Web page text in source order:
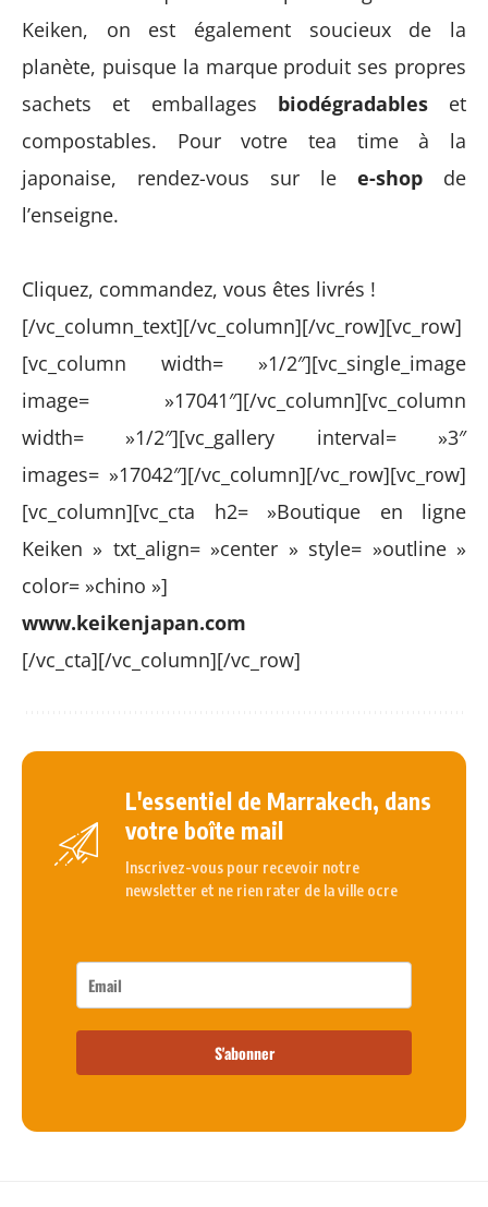
Keiken, on est également soucieux de la
planète, puisque la marque produit ses propres
sachets et emballages biodégradableset
compostables. Pour votre tea time à la
japonaise, rendez-vous sur le e-shop de
l’enseigne.
Cliquez, commandez, vous êtes livrés !
[/vc_column_text][/vc_column][/vc_row][vc_row]
[vc_column width= »1/2″][vc_single_image
image= »17041″][/vc_column][vc_column
width= »1/2″][vc_gallery interval= »3″
images= »17042″][/vc_column][/vc_row][vc_row]
[vc_column][vc_cta h2= »Boutique en ligne
Keiken » txt_align= »center » style= »outline »
color= »chino »]
www.keikenjapan.com
[/vc_cta][/vc_column][/vc_row]
L'essentiel de Marrakech, dans
votre boîte mail
Inscrivez-vous pour recevoir notre
newsletter et ne rien rater de la ville ocre
S'abonner